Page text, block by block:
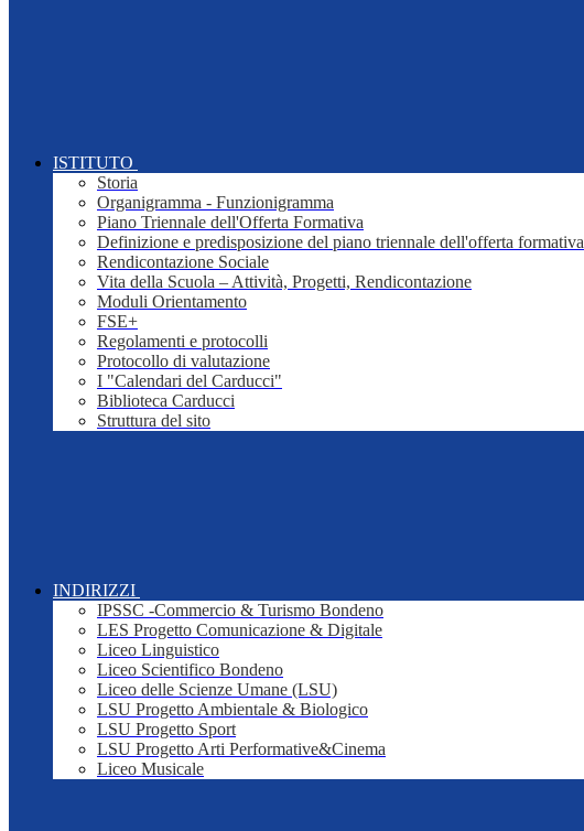
ISTITUTO
Storia
Organigramma - Funzionigramma
Piano Triennale dell'Offerta Formativa
Definizione e predisposizione del piano triennale dell'offerta formativa
Rendicontazione Sociale
Vita della Scuola – Attività, Progetti, Rendicontazione
Moduli Orientamento
FSE+
Regolamenti e protocolli
Protocollo di valutazione
I "Calendari del Carducci"
Biblioteca Carducci
Struttura del sito
INDIRIZZI
IPSSC -Commercio & Turismo Bondeno
LES Progetto Comunicazione & Digitale
Liceo Linguistico
Liceo Scientifico Bondeno
Liceo delle Scienze Umane (LSU)
LSU Progetto Ambientale & Biologico
LSU Progetto Sport
LSU Progetto Arti Performative&Cinema
Liceo Musicale